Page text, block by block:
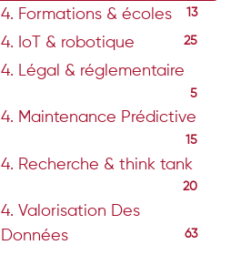
4. Formations & écoles 13
4. IoT & robotique 25
4. Légal & réglementaire
5
4. Maintenance Prédictive
15
4. Recherche & think tank
20
4. Valorisation Des
Données
63